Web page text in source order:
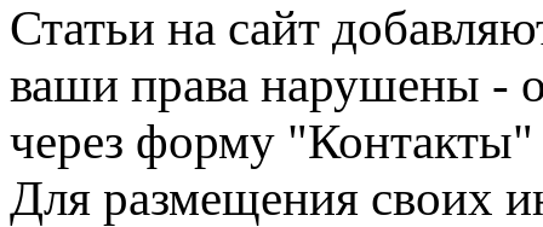
Статьи на сайт
ваши права нарушены -
через форму "Контакты"
Для размещения своих